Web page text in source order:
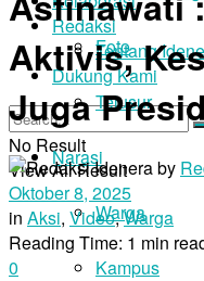
Redaksi
Tentang
Dukung Kami
No Result
View All Result
Foto
Telusur
Narasi
Warga
Kampus
Aktivis,
Juga
by
Oktober 8, 2025
in Aksi, Video,Warga
Reading Time: 1 min
0